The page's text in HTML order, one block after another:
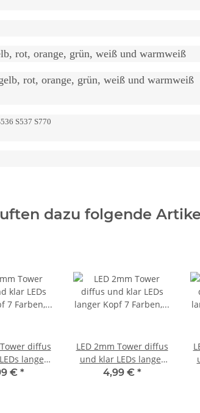
rot, orange, grün, weiß und warmweiß
rot, orange, grün, weiß und warmweiß
S537 S770
dazu folgende
diffus
langer
Menge
€ *
LED 2mm Tower diffus
und klar LEDs langer
Kopf 7 Farben, Menge
4,99 € *